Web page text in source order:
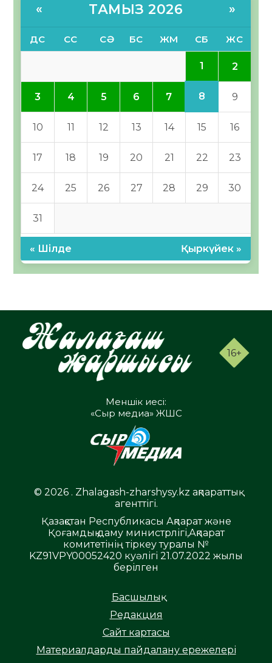
« ТАМЫЗ 2026 »
ДС СС СӘ БС ЖМ СБ ЖС
1 2
3 4 5 6 7 8 9
10 11 12 13 14 15 16
17 18 19 20 21 22 23
24 25 26 27 28 29 30
31
« Шілде Қыркүйек »
16+
Меншік иесі:
«Сыр медиа» ЖШС
© 2026 . Zhalagash-zharshysy.kz ақпараттық
агенттігі.
Қазақстан Республикасы Ақпарат және
Қоғамдық даму министрлігі,Ақпарат
комитетінің тіркеу туралы №
KZ91VPY00052420 куәлігі 21.07.2022 жылы
берілген
Басшылық
Редакция
Сайт картасы
Материалдарды пайдалану ережелері